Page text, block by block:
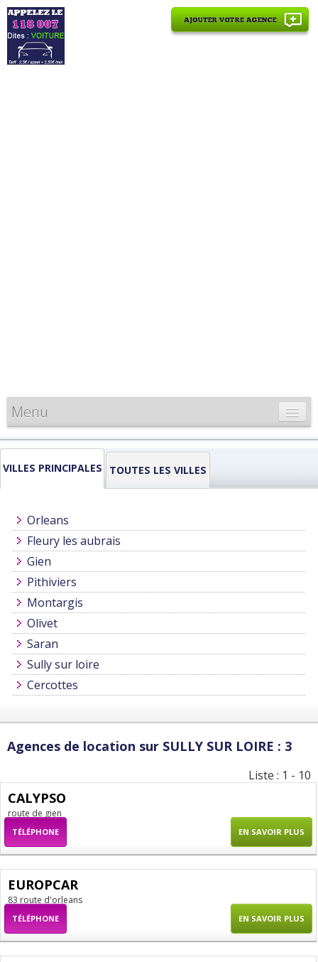
Menu
CARTE DE FRANCE
INFORMATIONS
VILLES PRINCIPALES TOUTES LES VILLES
Orleans
Fleury les aubrais
Gien
Pithiviers
Montargis
Olivet
Saran
Sully sur loire
Cercottes
Agences de location sur SULLY SUR LOIRE : 3
Liste : 1 - 10
CALYPSO
route de gien
TÉLÉPHONE EN SAVOIR PLUS
EUROPCAR
83 route d'orleans
TÉLÉPHONE EN SAVOIR PLUS